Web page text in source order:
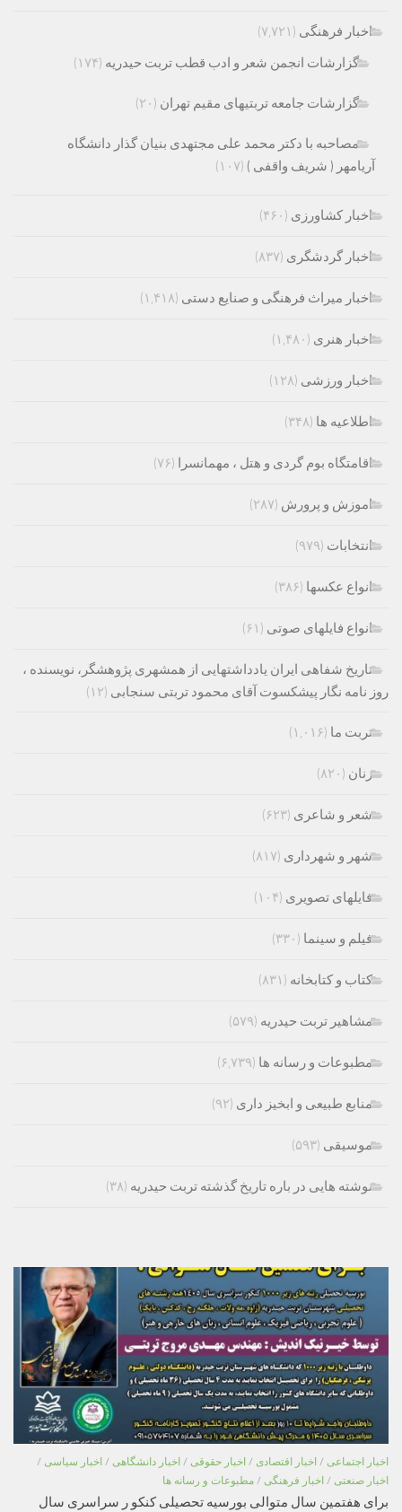
اخبار فرهنگی (۷,۷۲۱)
گزارشات انجمن شعر و ادب قطب تربت حیدریه (۱۷۴)
گزارشات جامعه تربتیهای مقیم تهران (۲۰)
مصاحبه با دکتر محمد علی مجتهدی بنیان گذار دانشگاه
آریامهر ( شریف واقفی ) (۱۰۷)
اخبار کشاورزی (۴۶۰)
اخبار گردشگری (۸۳۷)
اخبار میراث فرهنگی و صنایع دستی (۱,۴۱۸)
اخبار هنری (۱,۴۸۰)
اخبار ورزشی (۱۲۸)
اطلاعیه ها (۳۴۸)
اقامتگاه بوم گردی و هتل ، مهمانسرا (۷۶)
اموزش و پرورش (۲۸۷)
انتخابات (۹۷۹)
انواع عکسها (۳۸۶)
انواع فایلهای صوتی (۶۱)
تاریخ شفاهی ایران یادداشتهایی از همشهری پژوهشگر، نویسنده ،
روز نامه نگار پیشکسوت آقای محمود تربتی سنجابی (۱۲)
تربت ما (۱,۰۱۶)
زنان (۸۲۰)
شعر و شاعری (۶۲۳)
شهر و شهرداری (۸۱۷)
فایلهای تصویری (۱۰۴)
فیلم و سینما (۳۳۰)
کتاب و کتابخانه (۸۳۱)
مشاهیر تربت حیدریه (۵۷۹)
مطبوعات و رسانه ها (۶,۷۳۹)
منابع طبیعی و ابخیز داری (۹۲)
موسیقی (۵۹۳)
نوشته هایی در باره تاریخ گذشته تربت حیدریه (۳۸)
اخبار اجتماعی / اخبار اقتصادی / اخبار حقوقی / اخبار دانشگاهی / اخبار سیاسی /
اخبار صنعتی / اخبار فرهنگی / مطبوعات و رسانه ها
برای هفتمین سال متوالی بورسیه تحصیلی کنکو ر سراسری سال